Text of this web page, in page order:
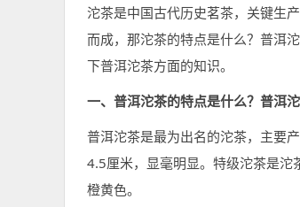
沱茶是中国古代历史茗茶，关键生
而成，那沱茶的特点是什么？普洱
下普洱沱茶方面的知识。
一、普洱沱茶的特点是什么？普洱
普洱沱茶是最为出名的沱茶，主要
4.5厘米，显毫明显。特级沱茶是沱
橙黄色。